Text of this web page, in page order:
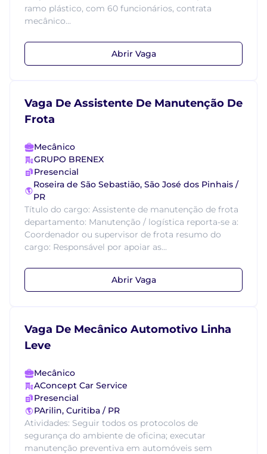
ramo plástico, com 60 funcionários, contrata
mecânico...
Abrir Vaga
Vaga De Assistente De Manutenção De
Frota
Mecânico
GRUPO BRENEX
Presencial
Roseira de São Sebastião, São José dos Pinhais /
PR
Título do cargo: Assistente de manutenção de frota
departamento: Manutenção / logística reporta-se a:
Coordenador ou supervisor de frota resumo do
cargo: Responsável por apoiar as...
Abrir Vaga
Vaga De Mecânico Automotivo Linha
Leve
Mecânico
AConcept Car Service
Presencial
PArilin, Curitiba / PR
Atividades: Seguir todos os protocolos de
segurança do ambiente de oficina; executar
manutenção preventiva em automóveis sem